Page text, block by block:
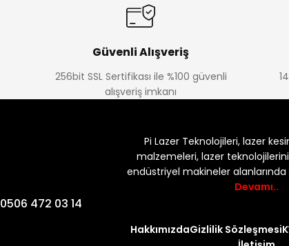
Güvenli Alışveriş
256bit SSL Sertifikası ile %100 güvenli
alışveriş imkanı
0506 472 03 14
Pi Lazer Teknolojileri, lazer
malzemeleri, lazer
endüstriyel makineler
Devamı..
HakkımızdaGizlilik Sözleşmesi